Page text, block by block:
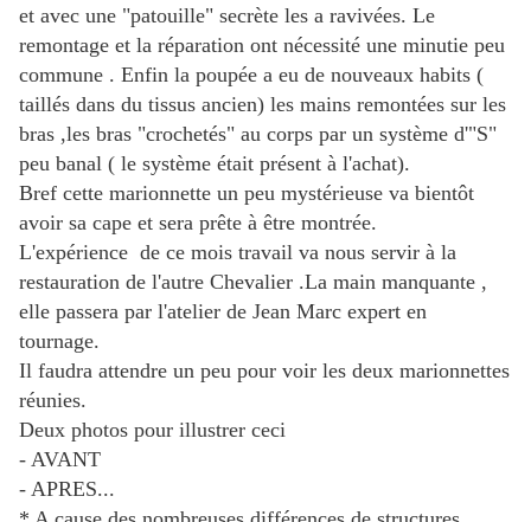
et avec une "patouille" secrète les a ravivées. Le
remontage et la réparation ont nécessité une minutie peu
commune . Enfin la poupée a eu de nouveaux habits (
taillés dans du tissus ancien) les mains remontées sur les
bras ,les bras "crochetés" au corps par un système d'"S"
peu banal ( le système était présent à l'achat).
Bref cette marionnette un peu mystérieuse va bientôt
avoir sa cape et sera prête à être montrée.
L'expérience de ce mois travail va nous servir à la
restauration de l'autre Chevalier .La main manquante ,
elle passera par l'atelier de Jean Marc expert en
tournage.
Il faudra attendre un peu pour voir les deux marionnettes
réunies.
Deux photos pour illustrer ceci
- AVANT
- APRES...